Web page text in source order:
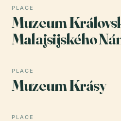
PLACE
Muzeum
Malajsijského
PLACE
Muzeum Krásy
PLACE